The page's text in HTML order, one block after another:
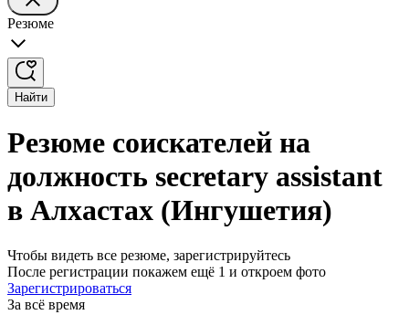
Резюме
Найти
Резюме соискателей на
должность secretary assistant
в Алхастах (Ингушетия)
Чтобы видеть все резюме, зарегистрируйтесь
После регистрации покажем ещё 1 и откроем фото
Зарегистрироваться
За всё время